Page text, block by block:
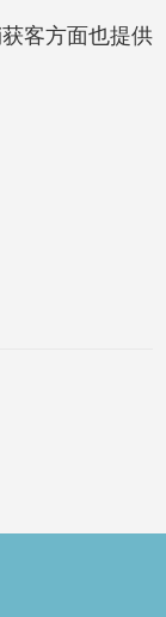
客方面也提供